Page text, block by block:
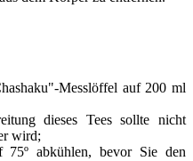
Messlöffel auf 200 ml
dieses Tees sollte nicht
wird;
75º abkühlen, bevor Sie den